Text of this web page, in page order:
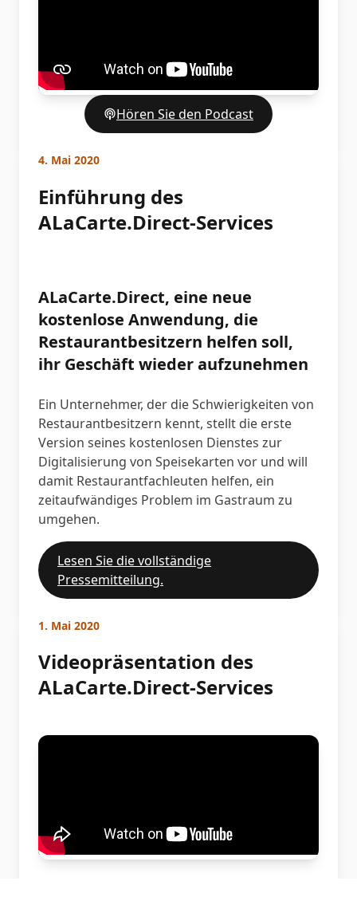
Hören Sie den Podcast
4. Mai 2020
Einführung des
ALaCarte.Direct-Services
ALaCarte.Direct, eine neue
kostenlose Anwendung, die
Restaurantbesitzern helfen soll,
ihr Geschäft wieder aufzunehmen
Ein Unternehmer, der die Schwierigkeiten von
Restaurantbesitzern kennt, stellt die erste
Version seines kostenlosen Dienstes zur
Digitalisierung von Speisekarten vor und will
damit Restaurantfachleuten helfen, ein
zeitaufwändiges Problem im Gastraum zu
umgehen.
Lesen Sie die vollständige
Pressemitteilung.
1. Mai 2020
Videopräsentation des
ALaCarte.Direct-Services